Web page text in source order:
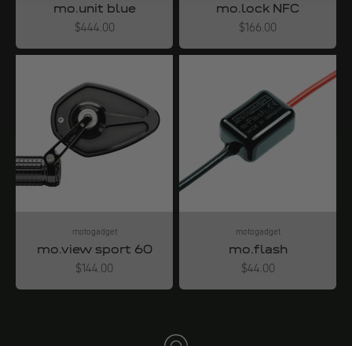
mo.unit blue
Angebot
$444.00
mo.lock NFC
Angebot
$166.00
motogadget
mo.view sport 60
Angebot
$144.00
motogadget
mo.flash
Angebot
$44.00